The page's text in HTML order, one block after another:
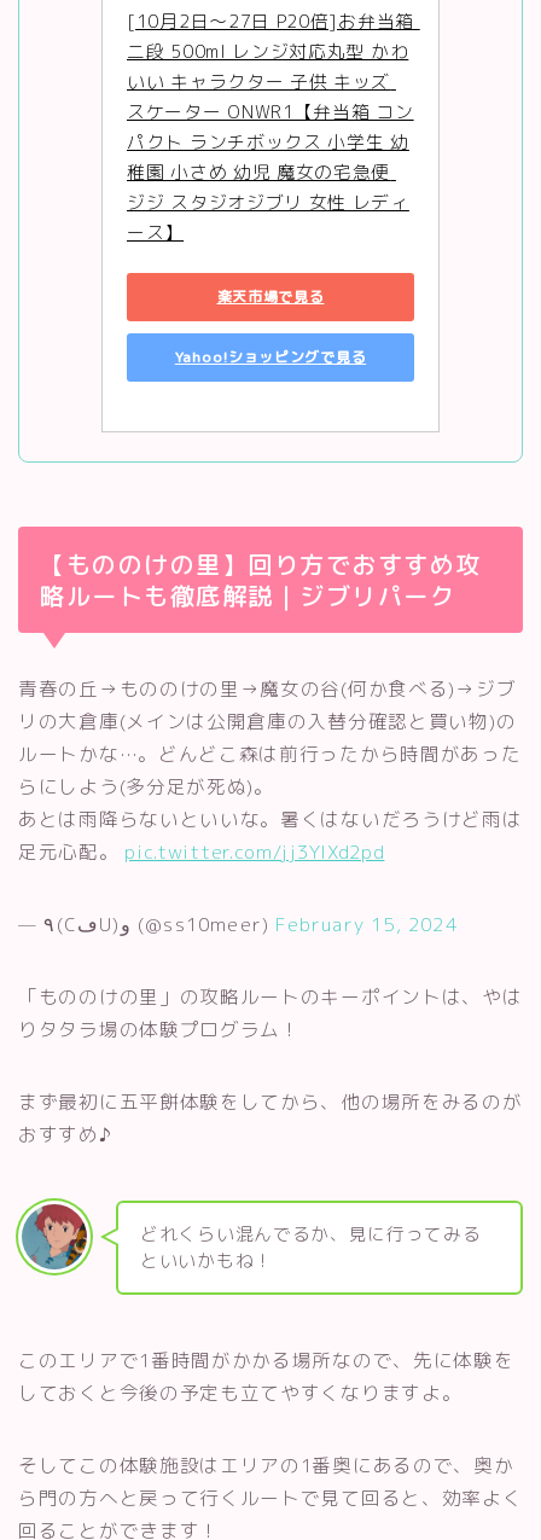
[10月2日〜27日 P20倍]お弁当箱
二段 500ml レンジ対応丸型 かわ
いい キャラクター 子供 キッズ
スケーター ONWR1【弁当箱 コン
パクト ランチボックス 小学生 幼
稚園 小さめ 幼児 魔女の宅急便
ジジ スタジオジブリ 女性 レディ
ース】
楽天市場で見る
Yahoo!ショッピングで見る
【もののけの里】回り方でおすすめ攻
略ルートも徹底解説｜ジブリパーク
青春の丘→もののけの里→魔女の谷(何か食べる)→ジブ
リの大倉庫(メインは公開倉庫の入替分確認と買い物)の
ルートかな…。どんどこ森は前行ったから時間があった
らにしよう(多分足が死ぬ)。
あとは雨降らないといいな。暑くはないだろうけど雨は
足元心配。 pic.twitter.com/jj3YlXd2pd
— ٩(CڡU)و (@ss10meer) February 15, 2024
「もののけの里」の攻略ルートのキーポイントは、やは
りタタラ場の体験プログラム！
まず最初に五平餅体験をしてから、他の場所をみるのが
おすすめ♪
どれくらい混んでるか、見に行ってみる
といいかもね！
このエリアで1番時間がかかる場所なので、先に体験を
しておくと今後の予定も立てやすくなりますよ。
そしてこの体験施設はエリアの1番奥にあるので、奥か
ら門の方へと戻って行くルートで見て回ると、効率よく
回ることができます！